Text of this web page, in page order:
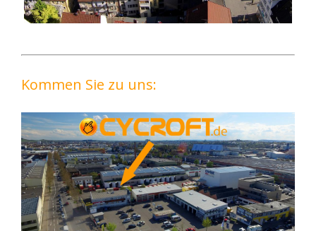
Kommen Sie zu uns: